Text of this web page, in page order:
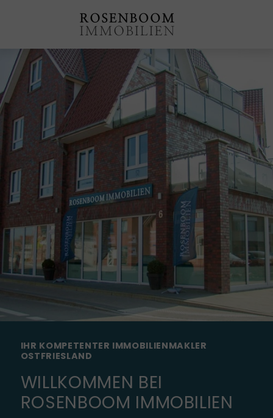
IHR KOMPETENTER IMMOBILIENMAKLER
OSTFRIESLAND
WILLKOMMEN BEI
ROSENBOOM IMMOBILIEN